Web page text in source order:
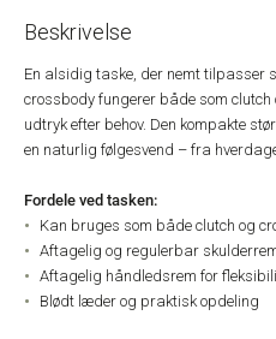
Beskrivelse
En alsidig taske, der nemt tilpasser
crossbody fungerer både som
udtryk efter behov. Den kompakte
en naturlig følgesvend – fra
Fordele ved tasken:
Kan bruges som både clutch og
Aftagelig og regulerbar
Aftagelig håndledsrem for
Blødt læder og praktisk opdeling